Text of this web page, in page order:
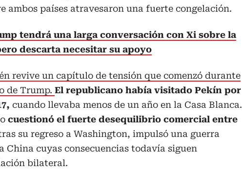
ambos países atravesaron una fuerte congelación.
tendrá una larga conversación con Xi sobre la
descarta necesitar su apoyo
revive un capítulo de tensión que comenzó durante
de Trump. El republicano había visitado Pekín por
cuando llevaba menos de un año en la Casa Blanca.
cuestionó el fuerte desequilibrio comercial entre
su regreso a Washington, impulsó una guerra
China cuyas consecuencias todavía siguen
bilateral.